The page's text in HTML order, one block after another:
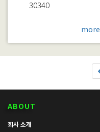
30340
more
ABOUT
회사 소개